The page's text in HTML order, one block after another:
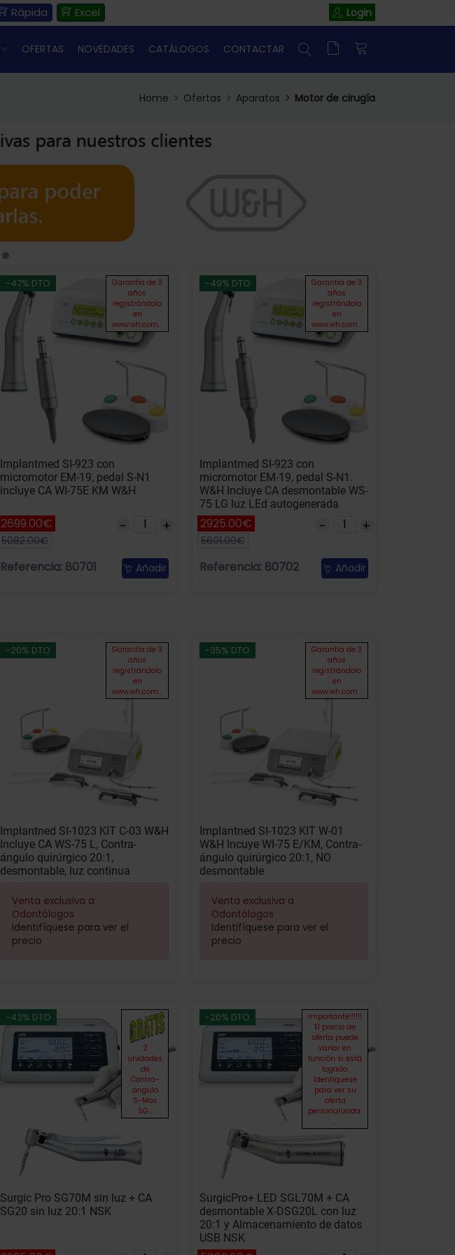
Rápida Excel Login
OFERTAS NOVEDADES CATÁLOGOS CONTACTAR
Home Ofertas Aparatos Motor de cirugía
-47% DTO
Garantía de 3
años
registrándolo
en
www.wh.com...
Implantmed SI-923 con
micromotor EM-19, pedal S-N1
incluye CA WI-75E KM W&H
2699.00€
5082.00€
Referencia: 80701 Añadir
-49% DTO
Garantía de 3
años
registrándolo
en
www.wh.com...
Implantmed SI-923 con
micromotor EM-19, pedal S-N1.
W&H Incluye CA desmontable WS-
75 LG luz LEd autogenerada
2925.00€
5691.00€
Referencia: 80702 Añadir
-20% DTO
Garantía de 3
años
registrándolo
en
www.wh.com...
Implantned SI-1023 KIT C-03 W&H
Incluye CA WS-75 L, Contra-
ángulo quirúrgico 20:1,
desmontable, luz continua
Venta exclusiva a
Odontólogos
Identifíquese para ver el
precio
-35% DTO
Garantía de 3
años
registrándolo
en
www.wh.com...
Implantned SI-1023 KIT W-01
W&H Incuye WI-75 E/KM, Contra-
ángulo quirúrgico 20:1, NO
desmontable
Venta exclusiva a
Odontólogos
Identifíquese para ver el
precio
-43% DTO
2
unidades
de
Contra-
angulo
S-Max
SG...
Surgic Pro SG70M sin luz + CA
SG20 sin luz 20:1 NSK
-20% DTO
Importante!!!!!!
El precio de
oferta puede
variar en
función si está
logado.
Identíquese
para ver su
oferta
personalizada.
...
SurgicPro+ LED SGL70M + CA
desmontable X-DSG20L con luz
20:1 y Almacenamiento de datos
USB NSK